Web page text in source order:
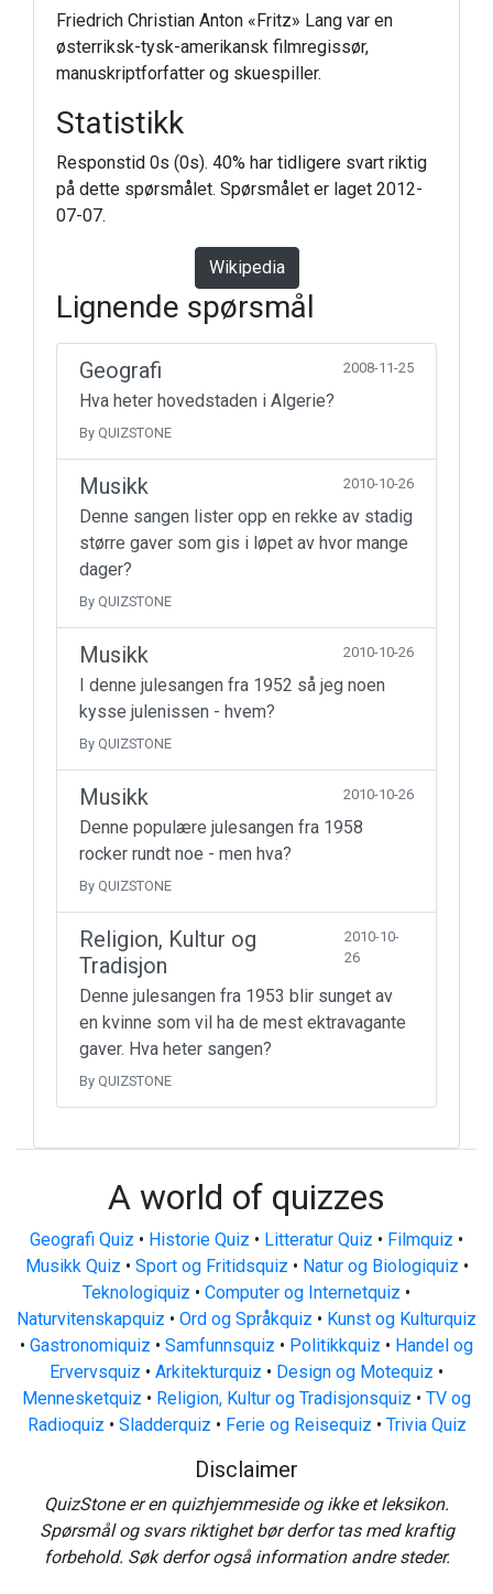
Friedrich Christian Anton «Fritz» Lang var en
østerriksk-tysk-amerikansk filmregissør,
manuskriptforfatter og skuespiller.
Statistikk
Responstid 0s (0s). 40% har tidligere svart riktig
på dette spørsmålet. Spørsmålet er laget 2012-
07-07.
Wikipedia
Lignende spørsmål
Geografi 2008-11-25
Hva heter hovedstaden i Algerie?
By QUIZSTONE
Musikk 2010-10-26
Denne sangen lister opp en rekke av stadig
større gaver som gis i løpet av hvor mange
dager?
By QUIZSTONE
Musikk 2010-10-26
I denne julesangen fra 1952 så jeg noen
kysse julenissen - hvem?
By QUIZSTONE
Musikk 2010-10-26
Denne populære julesangen fra 1958
rocker rundt noe - men hva?
By QUIZSTONE
Religion, Kultur og
Tradisjon
2010-10-
26
Denne julesangen fra 1953 blir sunget av
en kvinne som vil ha de mest ektravagante
gaver. Hva heter sangen?
By QUIZSTONE
A world of quizzes
Geografi Quiz • Historie Quiz • Litteratur Quiz • Filmquiz •
Musikk Quiz • Sport og Fritidsquiz • Natur og Biologiquiz •
Teknologiquiz • Computer og Internetquiz •
Naturvitenskapquiz • Ord og Språkquiz • Kunst og Kulturquiz
• Gastronomiquiz • Samfunnsquiz • Politikkquiz • Handel og
Ervervsquiz • Arkitekturquiz • Design og Motequiz •
Mennesketquiz • Religion, Kultur og Tradisjonsquiz • TV og
Radioquiz • Sladderquiz • Ferie og Reisequiz • Trivia Quiz
Disclaimer
QuizStone er en quizhjemmeside og ikke et leksikon.
Spørsmål og svars riktighet bør derfor tas med kraftig
forbehold. Søk derfor også information andre steder.